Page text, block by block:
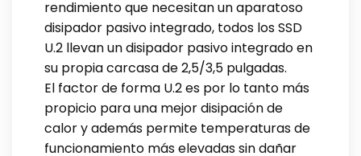
rendimiento que necesitan un aparatoso
disipador pasivo integrado, todos los SSD
U.2 llevan un disipador pasivo integrado en
su propia carcasa de 2,5/3,5 pulgadas.
El factor de forma U.2 es por lo tanto más
propicio para una mejor disipación de
calor y además permite temperaturas de
funcionamiento más elevadas sin dañar